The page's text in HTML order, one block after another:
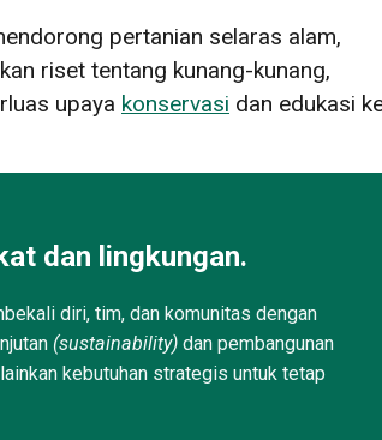
pertanian selaras alam,
riset tentang kunang-kunang,
upaya konservasi dan edukasi
dan lingkungan.
diri, tim, dan komunitas dengan
(sustainability) dan pembangunan
kebutuhan strategis untuk tetap